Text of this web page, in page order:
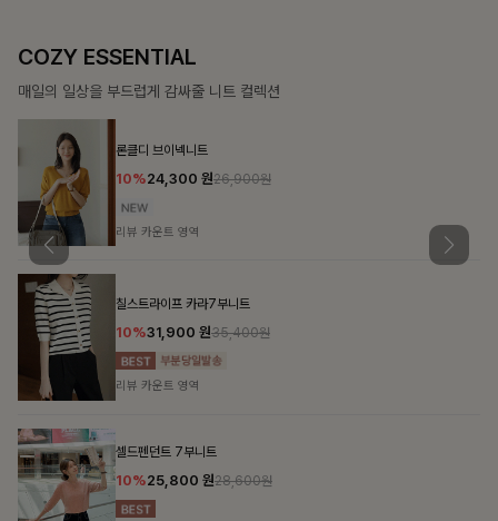
COZY ESSENTIAL
매일의 일상을 부드럽게 감싸줄 니트 컬렉션
론클디 브이넥니트
10%24,300 원26,900원
리뷰 카운트 영역
칠스트라이프 카라7부니트
10%31,900 원35,400원
리뷰 카운트 영역
셀드펜던트 7부니트
10%25,800 원28,600원